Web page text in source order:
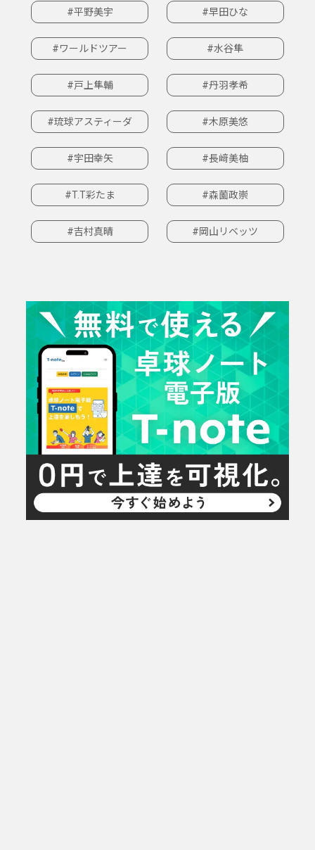
#平野美宇 #早田ひな
#ワールドツアー #水谷隼
#戸上隼輔 #丹羽孝希
#琉球アスティーダ #木原美悠
#宇田幸矢 #長﨑美柚
#T.T彩たま #森薗政崇
#吉村真晴 #岡山リベッツ